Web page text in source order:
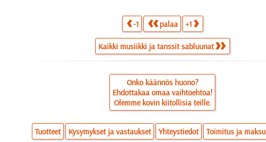
-1 palaa +1
Kaikki musiikki ja tanssit sabluunat
Onko käännös huono?
Ehdottakaa omaa vaihtoehtoa!
Olemme kovin kiitollisia teille.
Tuotteet Kysymykset ja vastaukset Yhteystiedot Toimitus ja maksu